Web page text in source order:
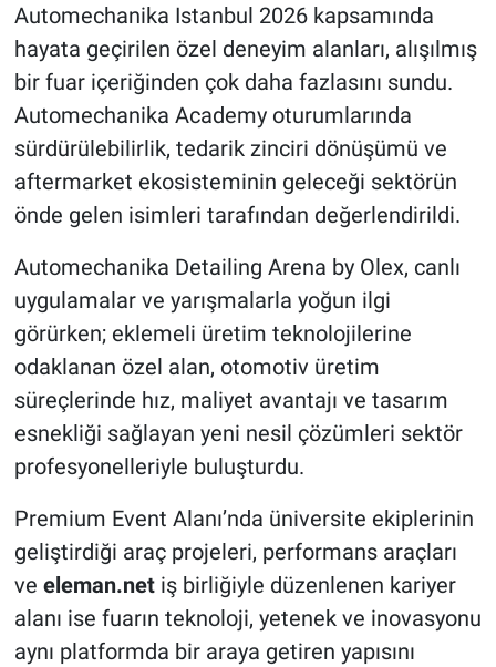
Automechanika Istanbul 2026 kapsamında
hayata geçirilen özel deneyim alanları, alışılmış
bir fuar içeriğinden çok daha fazlasını sundu.
Automechanika Academy oturumlarında
sürdürülebilirlik, tedarik zinciri dönüşümü ve
aftermarket ekosisteminin geleceği sektörün
önde gelen isimleri tarafından değerlendirildi.
Automechanika Detailing Arena by Olex, canlı
uygulamalar ve yarışmalarla yoğun ilgi
görürken; eklemeli üretim teknolojilerine
odaklanan özel alan, otomotiv üretim
süreçlerinde hız, maliyet avantajı ve tasarım
esnekliği sağlayan yeni nesil çözümleri sektör
profesyonelleriyle buluşturdu.
Premium Event Alanı’nda üniversite ekiplerinin
geliştirdiği araç projeleri, performans araçları
ve eleman.netiş birliğiyle düzenlenen kariyer
alanı ise fuarın teknoloji, yetenek ve inovasyonu
aynı platformda bir araya getiren yapısını